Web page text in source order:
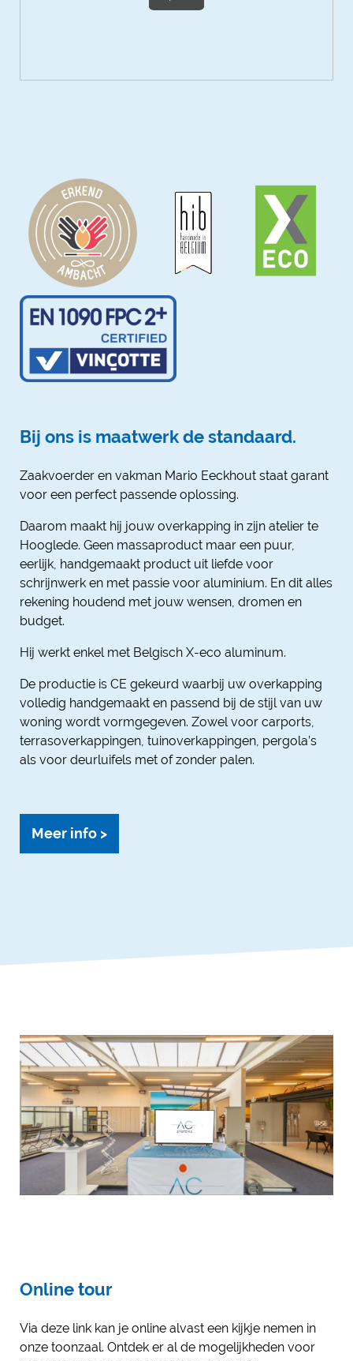
Bij ons is maatwerk de standaard.
Zaakvoerder en vakman Mario Eeckhout staat garant
voor een perfect passende oplossing.
Daarom maakt hij jouw overkapping in zijn atelier te
Hooglede. Geen massaproduct maar een puur,
eerlijk, handgemaakt product uit liefde voor
schrijnwerk en met passie voor aluminium. En dit alles
rekening houdend met jouw wensen, dromen en
budget.
Hij werkt enkel met Belgisch X-eco aluminum.
De productie is CE gekeurd waarbij uw overkapping
volledig handgemaakt en passend bij de stijl van uw
woning wordt vormgegeven. Zowel voor carports,
terrasoverkappingen, tuinoverkappingen, pergola’s
als voor deurluifels met of zonder palen.
Meer info >
Online tour
Via deze link kan je online alvast een kijkje nemen in
onze toonzaal. Ontdek er al de mogelijkheden voor